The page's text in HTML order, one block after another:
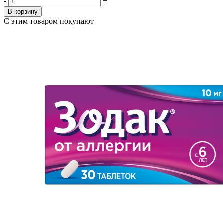
В корзину
С этим товаром покупают